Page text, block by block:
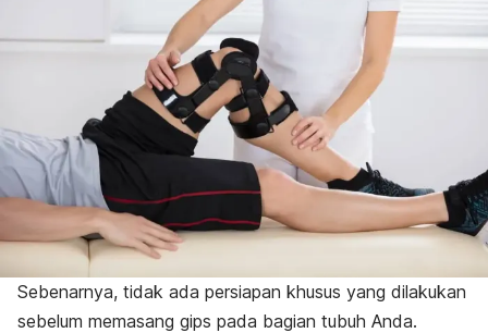
Sebenarnya, tidak ada persiapan khusus yang dilakukan
sebelum memasang gips pada bagian tubuh Anda.